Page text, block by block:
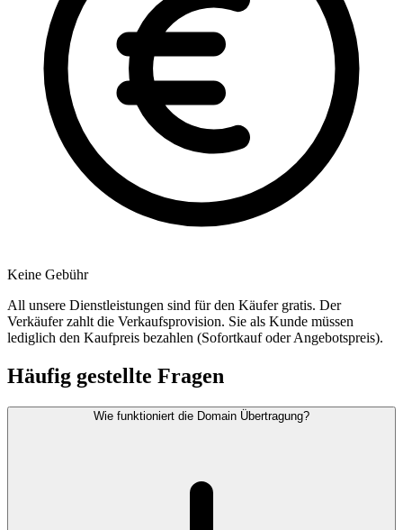
Keine Gebühr
All unsere Dienstleistungen sind für den Käufer gratis. Der
Verkäufer zahlt die Verkaufsprovision. Sie als Kunde müssen
lediglich den Kaufpreis bezahlen (Sofortkauf oder Angebotspreis).
Häufig gestellte Fragen
Wie funktioniert die Domain Übertragung?